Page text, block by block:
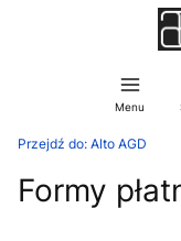
Menu
Przejdź do: Alto AGD
Formy